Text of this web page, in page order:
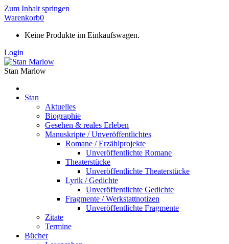
Zum Inhalt springen
Warenkorb0
Keine Produkte im Einkaufswagen.
Login
Stan Marlow
Stan
Aktuelles
Biographie
Gesehen & reales Erleben
Manuskripte / Unveröffentlichtes
Romane / Erzählprojekte
Unveröffentlichte Romane
Theaterstücke
Unveröffentlichte Theaterstücke
Lyrik / Gedichte
Unveröffentlichte Gedichte
Fragmente / Werkstattnotizen
Unveröffentlichte Fragmente
Zitate
Termine
Bücher